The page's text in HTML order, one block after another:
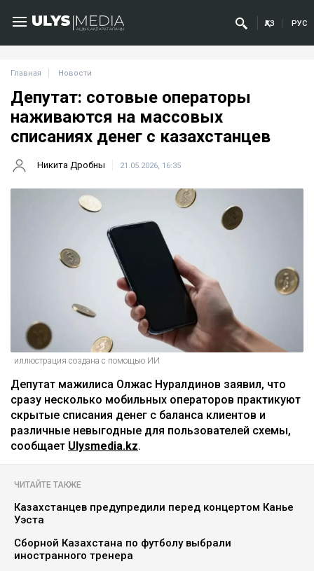
ҚАЗ РУС
Главная Новости
Депутат: сотовые операторы
наживаются на массовых
списаниях денег с казахстанцев
Никита Дробны 21.05.2026, 16:35
иллюстрация создана с помощью ИИ
Депутат мажилиса Олжас Нуралдинов заявил, что
сразу несколько мобильных операторов практикуют
скрытые списания денег с баланса клиентов и
различные невыгодные для пользователей схемы,
сообщает Ulysmedia.kz.
ЧИТАЙТЕ ТАКЖЕ
Казахстанцев предупредили перед концертом Канье
Уэста
Сборной Казахстана по футболу выбрали
иностранного тренера